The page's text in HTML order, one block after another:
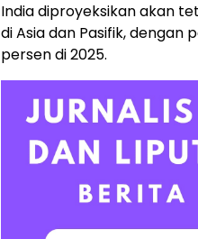
India diproyeksikan akan
di Asia dan Pasifik, dengan
persen di 2025.